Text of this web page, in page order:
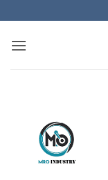
nội